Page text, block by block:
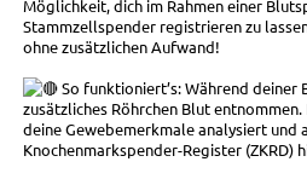
Möglichkeit, dich im Rahmen einer
Stammzellspender registrieren zu
ohne zusätzlichen Aufwand!
So funktioniert’s: Während deiner
zusätzliches Röhrchen Blut
deine Gewebemerkmale analysiert und
Knochenmarkspender-Register (ZKRD)